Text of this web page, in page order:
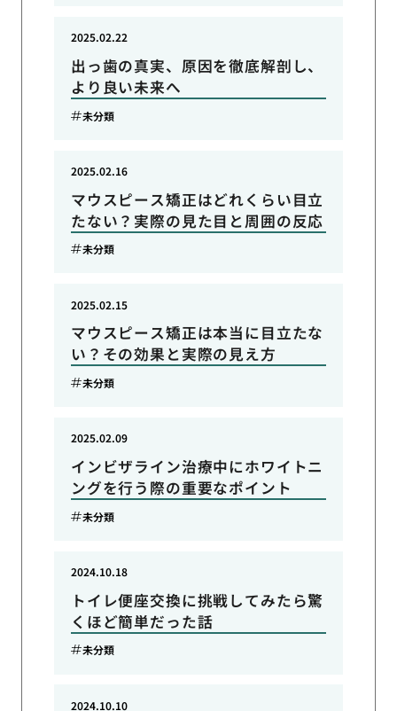
出っ歯の真実、原因を徹底解剖し、
より良い未来へ
2025.02.22
未分類
マウスピース矯正はどれくらい目立
たない？実際の見た目と周囲の反応
2025.02.16
未分類
マウスピース矯正は本当に目立たな
い？その効果と実際の見え方
2025.02.15
未分類
インビザライン治療中にホワイトニ
ングを行う際の重要なポイント
2025.02.09
未分類
トイレ便座交換に挑戦してみたら驚
くほど簡単だった話
2024.10.18
未分類
2024.10.10